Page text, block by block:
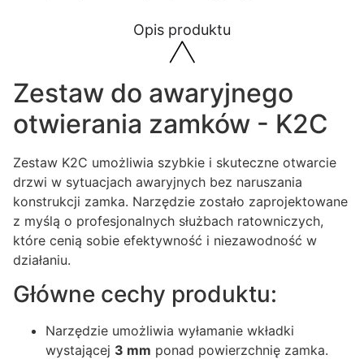
Opis produktu
Zestaw do awaryjnego
otwierania zamków - K2C
Zestaw K2C umożliwia szybkie i skuteczne otwarcie
drzwi w sytuacjach awaryjnych bez naruszania
konstrukcji zamka. Narzędzie zostało zaprojektowane
z myślą o profesjonalnych służbach ratowniczych,
które cenią sobie efektywność i niezawodność w
działaniu.
Główne cechy produktu:
Narzędzie umożliwia wyłamanie wkładki
wystającej 3 mm ponad powierzchnię zamka.